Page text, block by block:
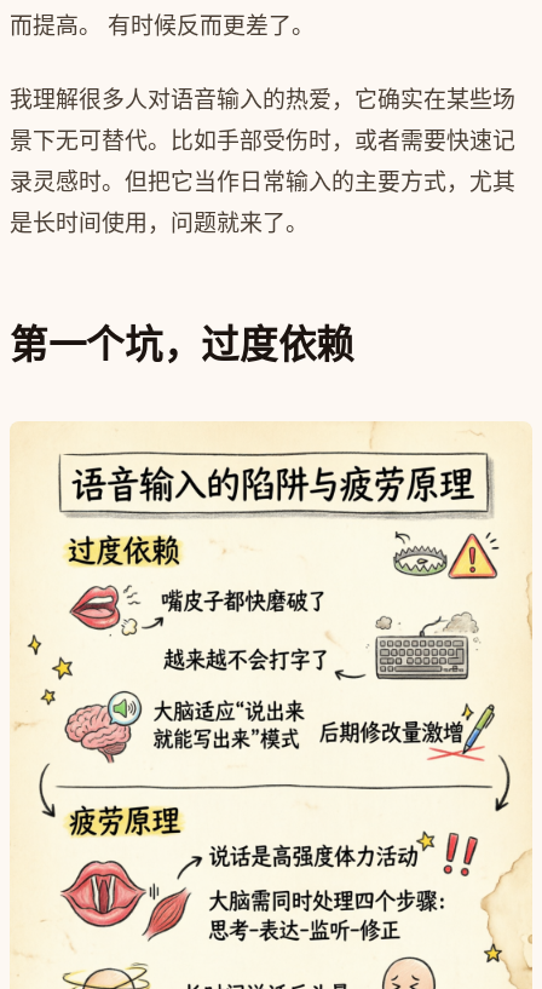
而提高。 有时候反而更差了。
我理解很多人对语音输入的热爱，它确实在某些场
景下无可替代。比如手部受伤时，或者需要快速记
录灵感时。但把它当作日常输入的主要方式，尤其
是长时间使用，问题就来了。
第一个坑，过度依赖